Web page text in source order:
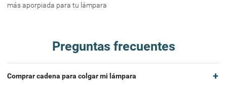
más aporpiada para tu lámpara
Preguntas frecuentes
Comprar cadena para colgar mi lámpara